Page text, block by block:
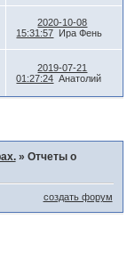
2020-10-08
15:31:57 Ира Фень
2019-07-21
01:27:24 Анатолий
» Отчеты о
создать форум